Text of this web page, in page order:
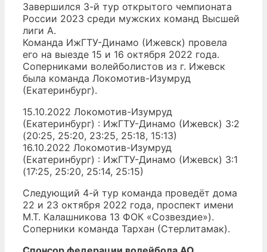
Завершился 3-й тур открытого чемпионата
России 2023 среди мужских команд Высшей
лиги А.
Команда ИжГТУ-Динамо (Ижевск) провела
его на выезде 15 и 16 октября 2022 года.
Соперниками волейболистов из г. Ижевск
была команда Локомотив-Изумруд
(Екатеринбург).
15.10.2022 Локомотив-Изумруд
(Екатеринбург) : ИжГТУ-Динамо (Ижевск) 3:2
(20:25, 25:20, 23:25, 25:18, 15:13)
16.10.2022 Локомотив-Изумруд
(Екатеринбург) : ИжГТУ-Динамо (Ижевск) 3:1
(17:25, 25:20, 25:14, 25:15)
Следующий 4-й тур команда проведёт дома
22 и 23 октября 2022 года, проспект имени
М.Т. Калашникова 13 ФОК «Созвездие»).
Соперники команда Тархан (Стерлитамак).